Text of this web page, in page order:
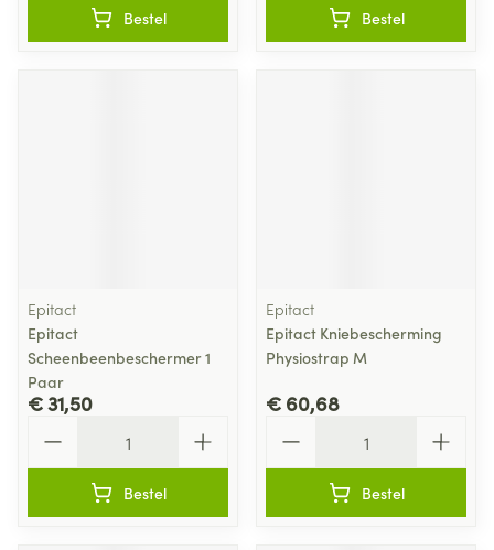
Bestel Bestel
Epitact
Epitact
Scheenbeenbeschermer 1
Paar
€ 31,50
Bestel
Epitact
Epitact Kniebescherming
Physiostrap M
€ 60,68
Bestel